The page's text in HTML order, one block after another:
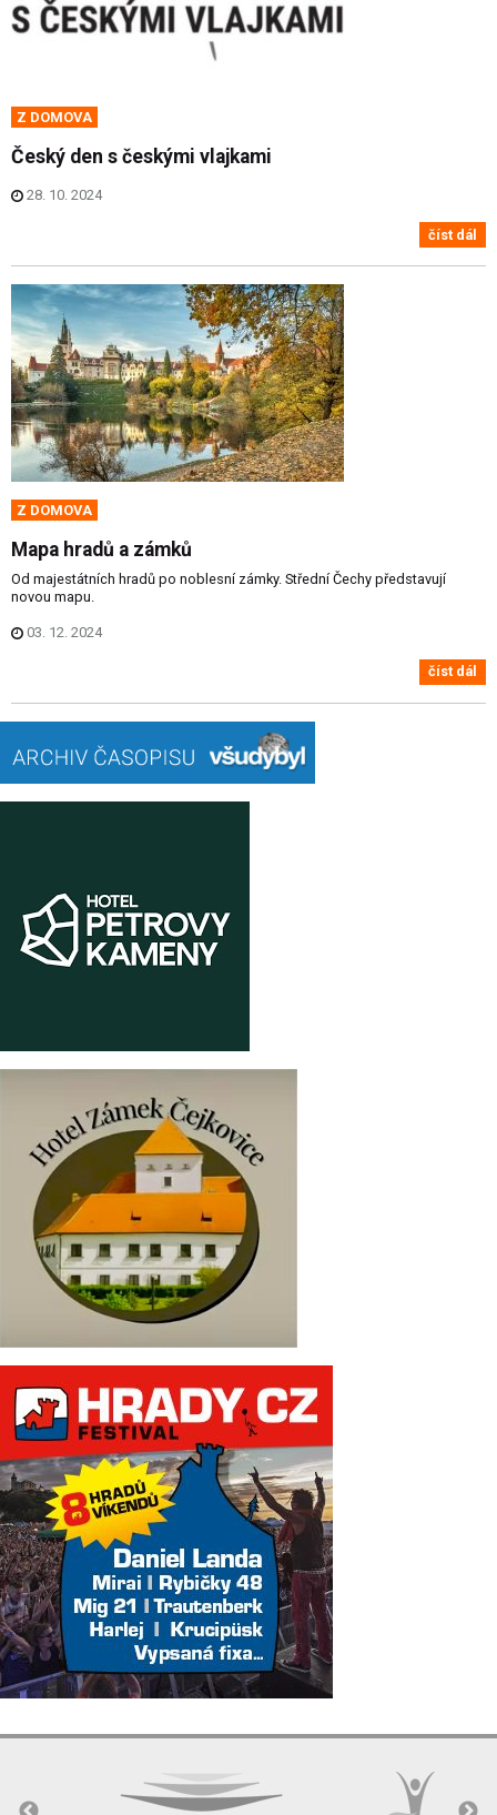
Z DOMOVA
Český den s českými vlajkami
28. 10. 2024
číst dál
Z DOMOVA
Mapa hradů a zámků
Od majestátních hradů po noblesní zámky. Střední Čechy představují
novou mapu.
03. 12. 2024
číst dál